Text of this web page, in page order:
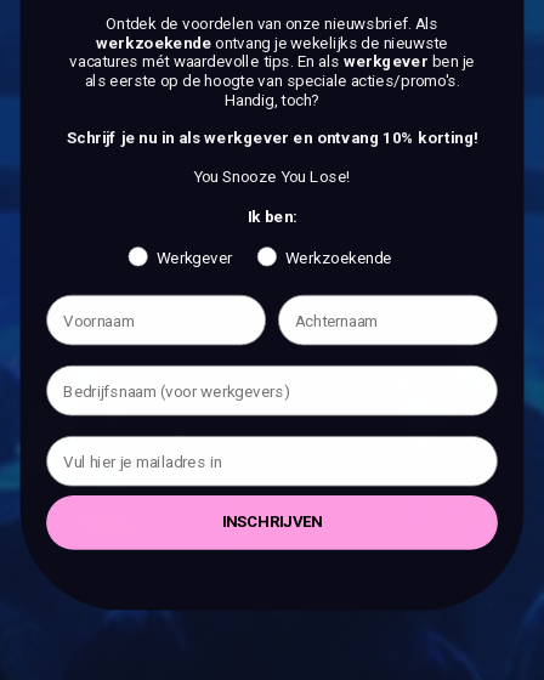
BEKIJK DE VACATURES
Ontdek de voordelen van onze nieuwsbrief. Als
werkzoekendeontvang je wekelijks de nieuwste
vacatures mét waardevolle tips. En als werkgever ben je
als eerste op de hoogte van speciale acties/promo's.
Handig, toch?
Schrijf je nu in als werkgever en ontvang 10% korting!
You Snooze You Lose!
Ik ben:
Werkgever Werkzoekende
INSCHRIJVEN